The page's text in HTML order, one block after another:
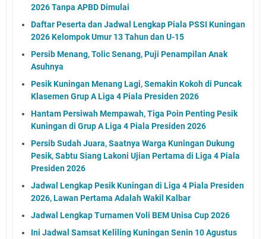
2026 Tanpa APBD Dimulai
Daftar Peserta dan Jadwal Lengkap Piala PSSI Kuningan
2026 Kelompok Umur 13 Tahun dan U-15
Persib Menang, Tolic Senang, Puji Penampilan Anak
Asuhnya
Pesik Kuningan Menang Lagi, Semakin Kokoh di Puncak
Klasemen Grup A Liga 4 Piala Presiden 2026
Hantam Persiwah Mempawah, Tiga Poin Penting Pesik
Kuningan di Grup A Liga 4 Piala Presiden 2026
Persib Sudah Juara, Saatnya Warga Kuningan Dukung
Pesik, Sabtu Siang Lakoni Ujian Pertama di Liga 4 Piala
Presiden 2026
Jadwal Lengkap Pesik Kuningan di Liga 4 Piala Presiden
2026, Lawan Pertama Adalah Wakil Kalbar
Jadwal Lengkap Turnamen Voli BEM Unisa Cup 2026
Ini Jadwal Samsat Keliling Kuningan Senin 10 Agustus